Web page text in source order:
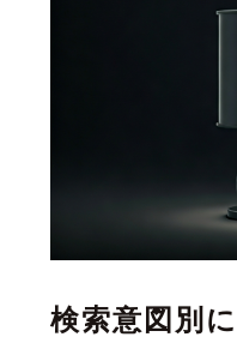
検索意図別